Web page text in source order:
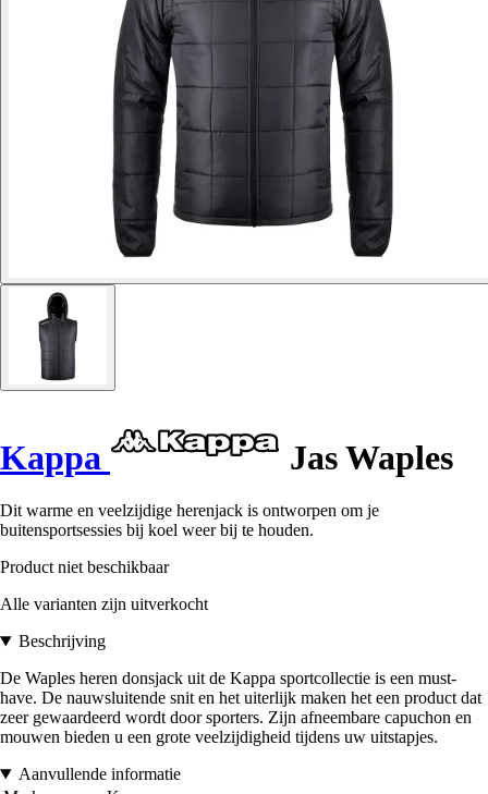
Kappa Jas Waples
Dit warme en veelzijdige herenjack is ontworpen om je
buitensportsessies bij koel weer bij te houden.
Product niet beschikbaar
Alle varianten zijn uitverkocht
Beschrijving
De Waples heren donsjack uit de Kappa sportcollectie is een must-
have. De nauwsluitende snit en het uiterlijk maken het een product dat
zeer gewaardeerd wordt door sporters. Zijn afneembare capuchon en
mouwen bieden u een grote veelzijdigheid tijdens uw uitstapjes.
Aanvullende informatie